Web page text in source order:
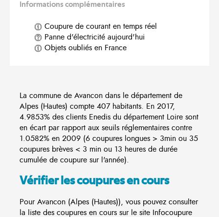
Informations complémentaires
Coupure de courant en temps réel
Panne d'électricité aujourd'hui
Objets oubliés en France
La commune de Avancon dans le département de
Alpes (Hautes) compte 407 habitants. En 2017,
4.9853% des clients Enedis du département Loire sont
en écart par rapport aux seuils réglementaires contre
1.0582% en 2009 (6 coupures longues > 3min ou 35
coupures brèves < 3 min ou 13 heures de durée
cumulée de coupure sur l'année).
Vérifier les coupures en cours
Pour Avancon (Alpes (Hautes)), vous pouvez consulter
la liste des coupures en cours sur le site Infocoupure